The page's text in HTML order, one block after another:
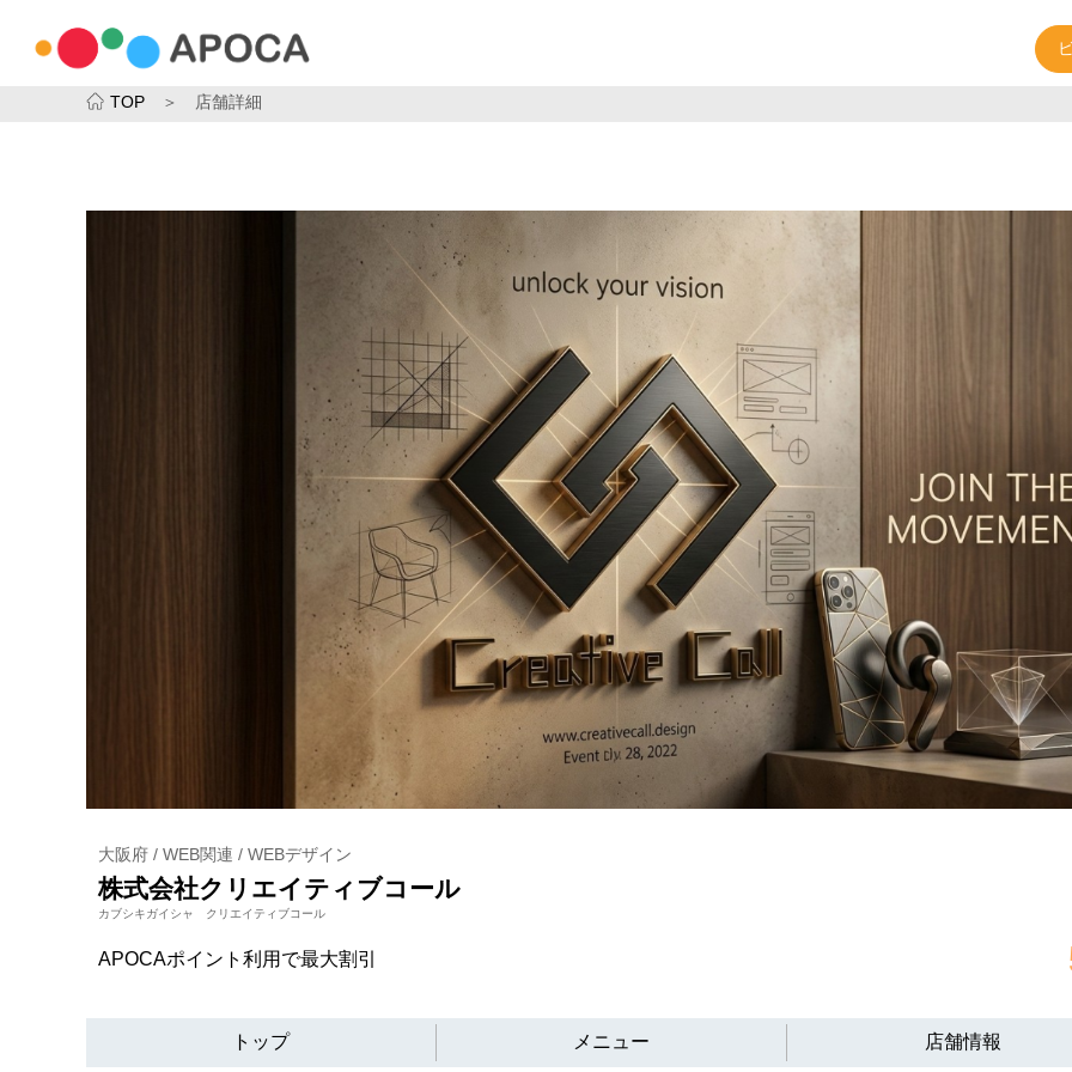
TOP ＞ 店舗詳細
大阪府 / WEB関連 / WEBデザイン
株式会社クリエイティブコール
カブシキガイシャ クリエイティブコール
APOCAポイント利用で最大割引
トップ メニュー 店舗情報